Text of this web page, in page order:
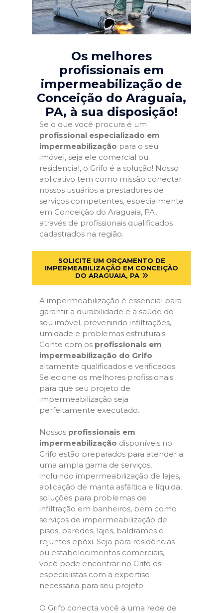
Os melhores
profissionais em
impermeabilização de
Conceição do Araguaia,
PA, à sua disposição!
Se o que você procura é um
profissional especializado em
impermeabilização para o seu
imóvel, seja ele comercial ou
residencial, o Grifo é a solução! Nosso
aplicativo tem como missão conectar
nossos usuários a prestadores de
serviços competentes, especialmente
em Conceição do Araguaia, PA,
através de profissionais qualificados
cadastrados na região.
SOLICITE UM ORÇAMENTO DE
IMPERMEABILIZAÇÃO EM CONCEIÇÃO
DO ARAGUAIA, PA
A impermeabilização é essencial para
garantir a durabilidade e a saúde do
seu imóvel, prevenindo infiltrações,
umidade e problemas estruturais.
Conte com os profissionais em
impermeabilização do Grifo
altamente qualificados e verificados.
Selecione os melhores profissionais
para que seu projeto de
impermeabilização seja
perfeitamente executado.
Nossos profissionais em
impermeabilização disponíveis no
Grifo estão preparados para atender a
uma ampla gama de serviços,
incluindo impermeabilização de lajes,
aplicação de manta asfáltica e líquida,
soluções para problemas de
infiltração em banheiros, bem como
serviços de impermeabilização de
pisos, paredes, lajes, baldrames e
rejuntes epóxi. Seja para residências
ou estabelecimentos comerciais,
você pode encontrar no Grifo os
especialistas com a expertise
necessária para seu projeto.
O Grifo conecta você a uma rede de